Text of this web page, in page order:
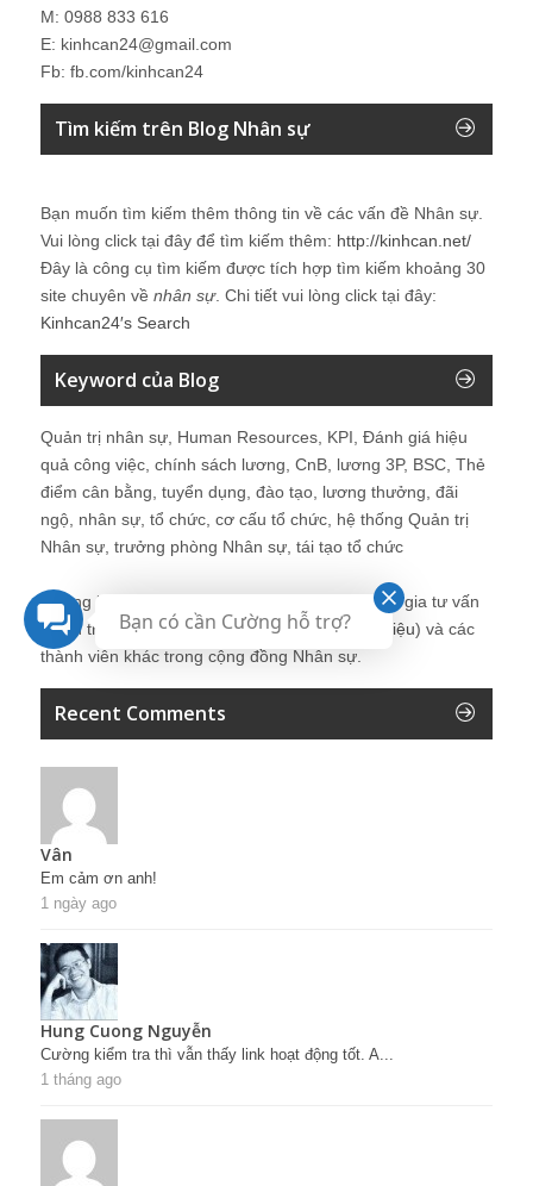
M: 0988 833 616
E: kinhcan24@gmail.com
Fb: fb.com/kinhcan24
Tìm kiếm trên Blog Nhân sự
Bạn muốn tìm kiếm thêm thông tin về các vấn đề Nhân sự
Vui lòng click tại đây để tìm kiếm thêm: http://kinhcan.net/
Đây là công cụ tìm kiếm được tích hợp tìm kiếm khoảng 30
site chuyên về nhân sự. Chi tiết vui lòng click tại đây:
Kinhcan24′s Search
Keyword của Blog
Quản trị nhân sự, Human Resources, KPI, Đánh giá hiệu
quả công việc, chính sách lương, CnB, lương 3P, BSC, Thẻ
điểm cân bằng, tuyển dụng, đào tạo, lương thưởng, đãi
ngộ, nhân sự, tổ chức, cơ cấu tổ chức, hệ thống Quản trị
Nhân sự, trưởng phòng Nhân sự, tái tạo tổ chức
Những bài viết tại blog được chia sẻ bởi chuyên gia tư vấn
Quản trị Nhân sự Nguyễn Hùng Cường (giới thiệu) và các
thành viên khác trong cộng đồng Nhân sự.
Recent Comments
Vân
Em cảm ơn anh!
1 ngày ago
Hung Cuong Nguyễn
Cường kiểm tra thì vẫn thấy link hoạt động tốt. A...
1 tháng ago
Bạn có cần Cường hỗ trợ?